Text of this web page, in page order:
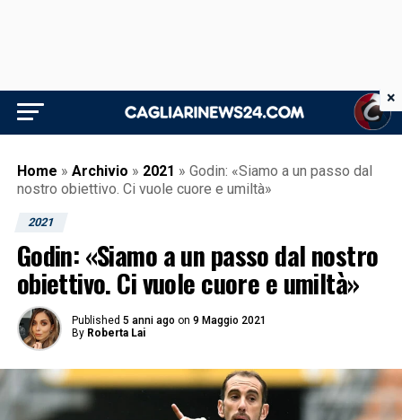
Home » Archivio » 2021 » Godin: «Siamo a un passo dal
nostro obiettivo. Ci vuole cuore e umiltà»
2021
Godin: «Siamo a un passo dal nostro
obiettivo. Ci vuole cuore e umiltà»
Published 5 anni ago on 9 Maggio 2021
By Roberta Lai
×